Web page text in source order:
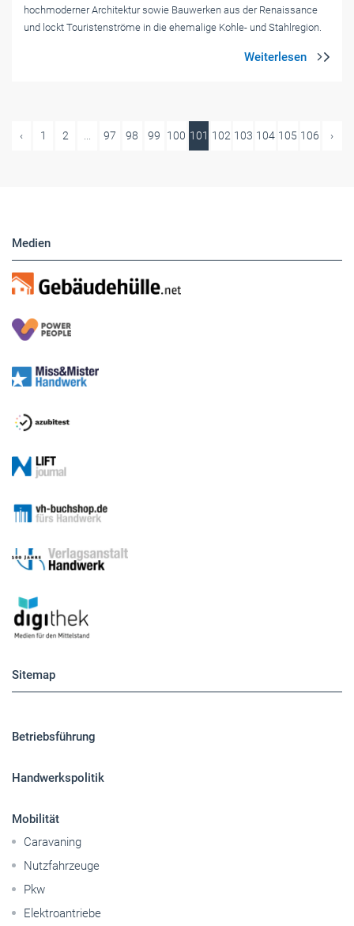
hochmoderner Architektur sowie Bauwerken aus der Renaissance
und lockt Touristenströme in die ehemalige Kohle- und Stahlregion.
‹ 1 2 ... 97 98 99 100 101 102 103 104 105 106 ›
Medien
Sitemap
Betriebsführung
Handwerkspolitik
Mobilität
Caravaning
Nutzfahrzeuge
Pkw
Elektroantriebe